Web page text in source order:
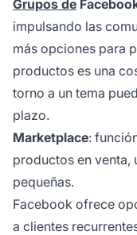
Grupos de
impulsando las
más opciones para
productos es una
torno a un tema
plazo.
Marketplace:
productos en venta,
pequeñas.
Facebook ofrece
a clientes